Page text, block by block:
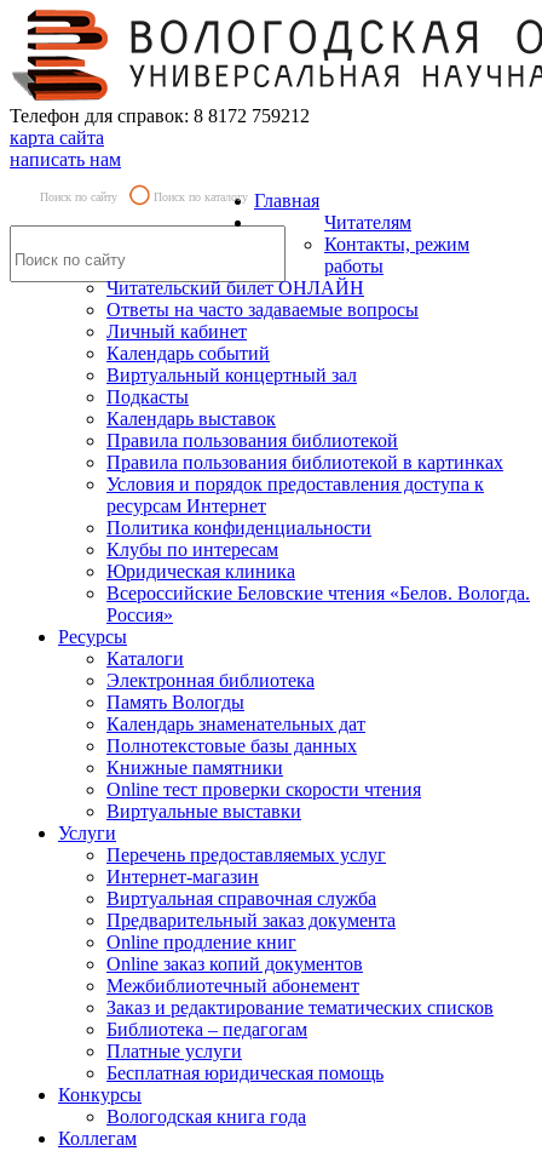
Телефон для справок: 8 8172 759212
карта сайта
написать нам
Поиск по сайту Поиск по каталогу Главная
Читателям
Контакты, режим
работы
Читательский билет ОНЛАЙН
Ответы на часто задаваемые вопросы
Личный кабинет
Календарь событий
Виртуальный концертный зал
Подкасты
Календарь выставок
Правила пользования библиотекой
Правила пользования библиотекой в картинках
Условия и порядок предоставления доступа к
ресурсам Интернет
Политика конфиденциальности
Клубы по интересам
Юридическая клиника
Всероссийские Беловские чтения «Белов. Вологда.
Россия»
Ресурсы
Каталоги
Электронная библиотека
Память Вологды
Календарь знаменательных дат
Полнотекстовые базы данных
Книжные памятники
Online тест проверки скорости чтения
Виртуальные выставки
Услуги
Перечень предоставляемых услуг
Интернет-магазин
Виртуальная справочная служба
Предварительный заказ документа
Online продление книг
Online заказ копий документов
Межбиблиотечный абонемент
Заказ и редактирование тематических списков
Библиотека – педагогам
Платные услуги
Бесплатная юридическая помощь
Конкурсы
Вологодская книга года
Коллегам